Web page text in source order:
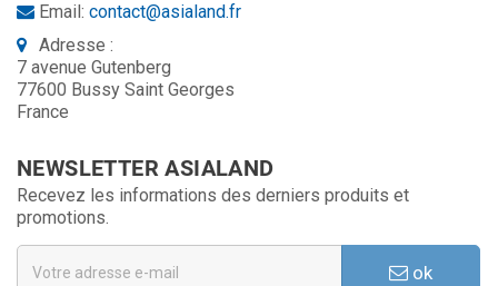
Email: contact@asialand.fr
Adresse :
7 avenue Gutenberg
77600 Bussy Saint Georges
France
NEWSLETTER ASIALAND
Recevez les informations des derniers produits et
promotions.
ok